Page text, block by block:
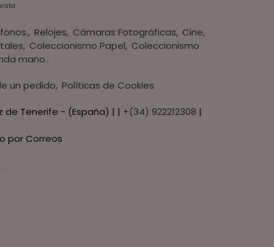
vista
Relojes Cámaras Fotográficas Cine
Coleccionismo Papel Coleccionismo
mano..
un pedido Políticas de Cookies
de Tenerife - (España) | | +(34) 922212308 |
por Correos